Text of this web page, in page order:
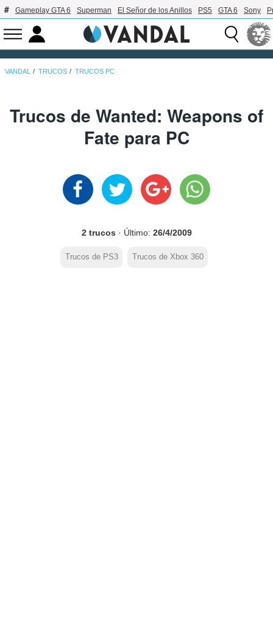
Gameplay GTA 6 Superman El Señor de los Anillos PS5 GTA 6 Sony
VANDAL TRUCOS TRUCOS PC
Trucos de Wanted: Weapons of
Fate para PC
2 trucos · Último: 26/4/2009
Trucos de PS3 Trucos de Xbox 360